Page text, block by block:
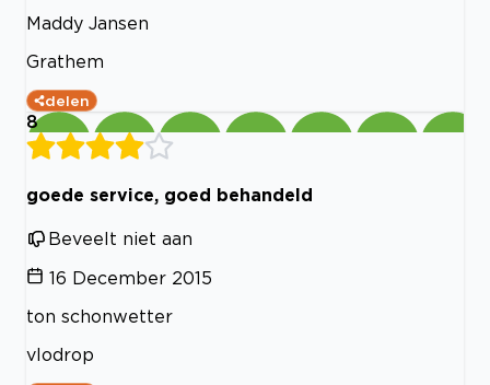
Maddy Jansen
Grathem
delen
8
goede service, goed behandeld
Beveelt niet aan
16 December 2015
ton schonwetter
vlodrop